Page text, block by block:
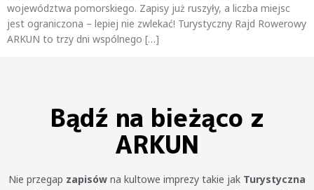
województwa pomorskiego. Zapisy już ruszyły, a liczba miejsc
jest ograniczona – lepiej nie zwlekać! Turystyczny Rajd Rowerowy
ARKUN to trzy dni wspólnego […]
Bądź na bieżąco z
ARKUN
Nie przegap zapisów na kultowe imprezy takie jak Turystyczna